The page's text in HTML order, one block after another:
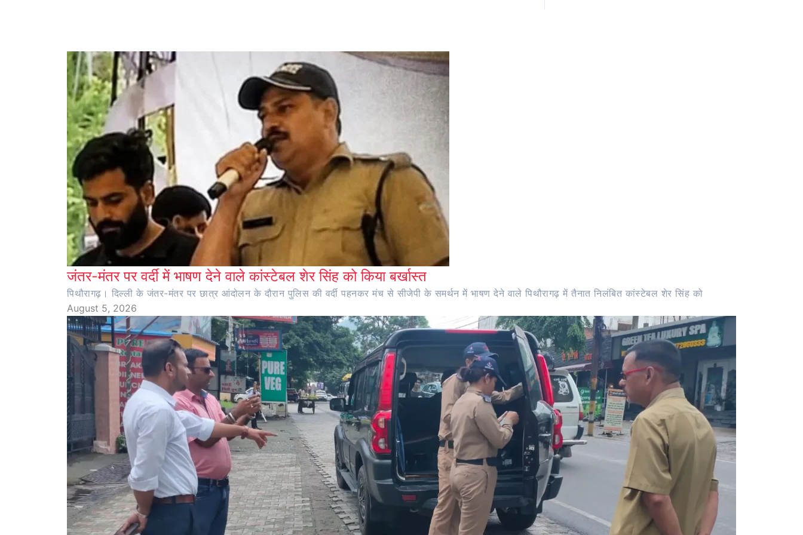
जंतर-मंतर पर वर्दी में भाषण देने वाले कांस्टेबल शेर सिंह को किया बर्खास्त
पिथौरागढ़। दिल्ली के जंतर-मंतर पर छात्र आंदोलन के दौरान पुलिस की वर्दी पहनकर मंच से सीजेपी के समर्थन में भाषण देने वाले पिथौरागढ़ में तैनात निलंबित कांस्टेबल शेर सिंह को
August 5, 2026